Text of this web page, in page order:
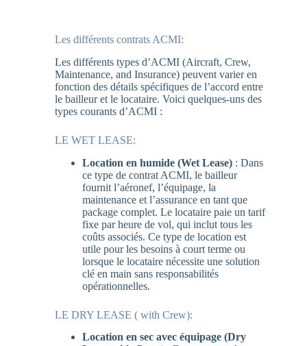
Les différents contrats ACMI:
Les différents types d’ACMI (Aircraft, Crew,
Maintenance, and Insurance) peuvent varier en
fonction des détails spécifiques de l’accord entre
le bailleur et le locataire. Voici quelques-uns des
types courants d’ACMI :
LE WET LEASE:
Location en humide (Wet Lease) : Dans
ce type de contrat ACMI, le bailleur
fournit l’aéronef, l’équipage, la
maintenance et l’assurance en tant que
package complet. Le locataire paie un tarif
fixe par heure de vol, qui inclut tous les
coûts associés. Ce type de location est
utile pour les besoins à court terme ou
lorsque le locataire nécessite une solution
clé en main sans responsabilités
opérationnelles.
LE DRY LEASE ( with Crew):
Location en sec avec équipage (Dry